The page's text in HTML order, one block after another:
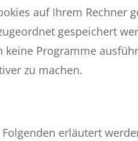
auf Ihrem Rechner
gespeichert
Programme
zu machen.
erläutert